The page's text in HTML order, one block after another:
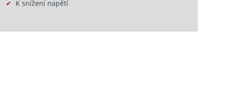
✔ K snížení napětí